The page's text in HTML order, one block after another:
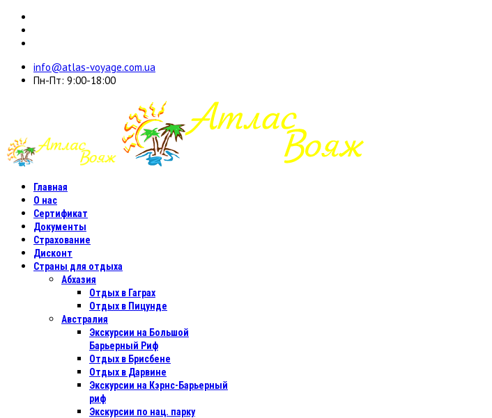
info@atlas-voyage.com.ua
Пн-Пт: 9:00-18:00
Главная
О нас
Сертификат
Документы
Страхование
Дисконт
Страны для отдыха
Абхазия
Отдых в Гаграх
Отдых в Пицунде
Австралия
Экскурсии на Большой
Барьерный Риф
Отдых в Бриcбене
Отдых в Дарвине
Экскурсии на Кэрнс-Барьерный
риф
Экскурсии по нац. парку